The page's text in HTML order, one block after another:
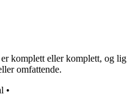
komplett eller komplett, og
omfattende.
•